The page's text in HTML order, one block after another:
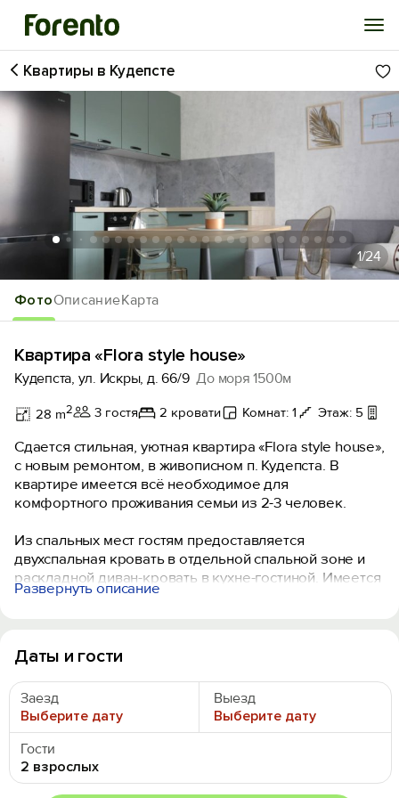
Войти
Избранное
История просмотра
Добавить свой объект
ФотоОписаниеКарта
Квартиры в Кудепсте
1/24
Квартира «Flora style house»
Кудепста, ул. Искры, д. 66/9 До моря 1500м
28 m2 3 гостя 2 кровати Комнат: 1 Этаж: 5
Сдается стильная, уютная квартира «Flora style house»,
с новым ремонтом, в живописном п. Кудепста. В
квартире имеется всё необходимое для
комфортного проживания семьи из 2-3 человек.
Из спальных мест гостям предоставляется
двухспальная кровать в отдельной спальной зоне и
раскладной диван-кровать в кухне-гостиной. Имеется
телевизор c плocким экpаном, Wi-Fi, кондиционер,
полностью укомплектованной кухонной зоне:
холодильник, микроволновка, варочная панель,
чайник, посудомоечная машина, необходимая посуда,
столовые приборы и принадлежности Санузел
оснащен раковиной с зеркалом, душевой кабиной,
полотенцесушителем, унитазом, стиральной машиной,
феном. Открытый балкон с мебелью для отдыха.
Парковка: общественная у дома.
Развернуть описание
Даты и гости
Заезд
Выберите дату
Выезд
Выберите дату
Гости
2 взрослых